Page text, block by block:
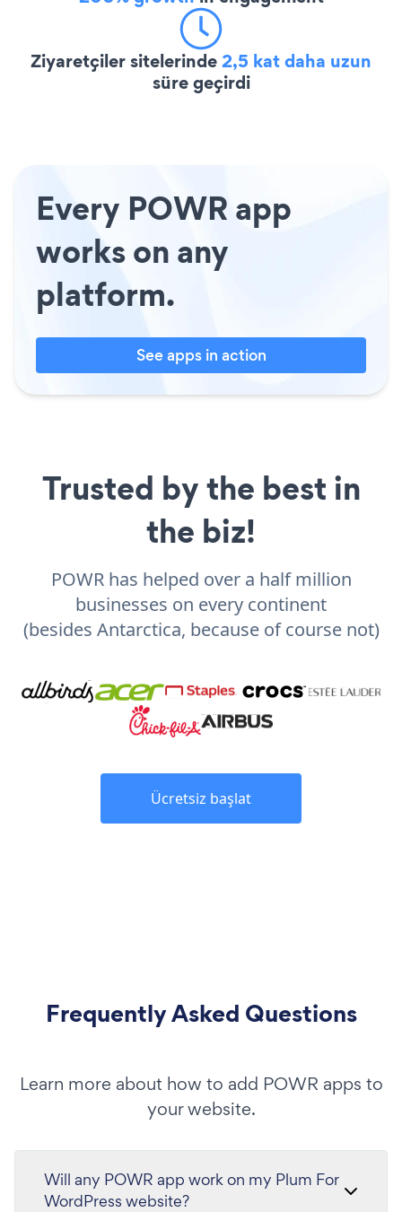
Ziyaretçiler sitelerinde2,5 kat daha uzun
süre geçirdi
Every POWR app
works on any
platform.
See apps in action
Trusted by the best in
the biz!
POWR has helped over a half million
businesses on every continent
(besides Antarctica, because of course not)
Ücretsiz başlat
Frequently Asked Questions
Learn more about how to add POWR apps to
your website.
Will any POWR app work on my Plum For
WordPress website?